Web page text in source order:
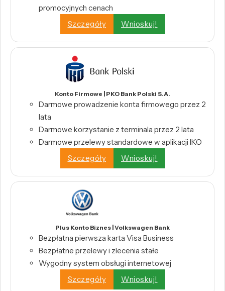
promocyjnych cenach
Szczegóły
Wnioskuj!
Konto Firmowe | PKO Bank Polski S.A.
Darmowe prowadzenie konta firmowego przez 2
lata
Darmowe korzystanie z terminala przez 2 lata
Darmowe przelewy standardowe w aplikacji IKO
Szczegóły
Wnioskuj!
Plus Konto Biznes | Volkswagen Bank
Bezpłatna pierwsza karta Visa Business
Bezpłatne przelewy i zlecenia stałe
Wygodny system obsługi internetowej
Szczegóły
Wnioskuj!